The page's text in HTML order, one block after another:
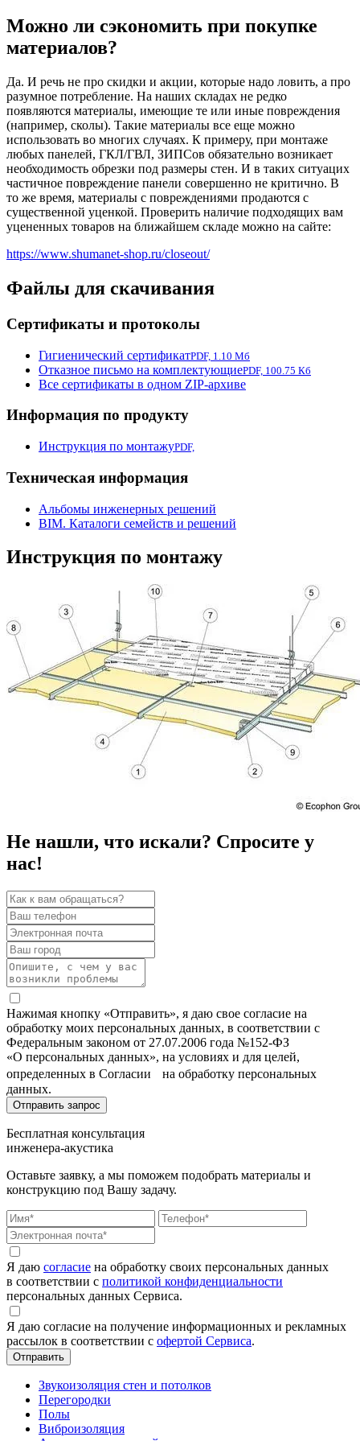
Можно ли сэкономить при покупке
материалов?
Да. И речь не про скидки и акции, которые надо ловить, а про
разумное потребление. На наших складах не редко
появляются материалы, имеющие те или иные повреждения
(например, сколы). Такие материалы все еще можно
использовать во многих случаях. К примеру, при монтаже
любых панелей, ГКЛ/ГВЛ, ЗИПСов обязательно возникает
необходимость обрезки под размеры стен. И в таких ситуацих
частичное повреждение панели совершенно не критично. В
то же время, материалы с повреждениями продаются с
существенной уценкой. Проверить наличие подходящих вам
уцененных товаров на ближайшем складе можно на сайте:
https://www.shumanet-shop.ru/closeout/
Файлы для скачивания
Сертификаты и протоколы
Гигиенический сертификатPDF, 1.10 Мб
Отказное письмо на комплектующиеPDF, 100.75 Кб
Все сертификаты в одном ZIP-архиве
Информация по продукту
Инструкция по монтажуPDF,
Техническая информация
Альбомы инженерных решений
BIM. Каталоги семейств и решений
Инструкция по монтажу
Не нашли, что искали? Спросите у
нас!
Нажимая кнопку «Отправить», я даю свое согласие на
обработку моих персональных данных, в соответствии с
Федеральным законом от 27.07.2006 года №152-ФЗ
«О персональных данных», на условиях и для целей,
определенных в Согласии на обработку персональных
данных.
Бесплатная консультация
инженера-акустика
Оставьте заявку, а мы поможем подобрать материалы и
конструкцию под Вашу задачу.
Я даю согласие на обработку своих персональных данных
в соответствии с политикой конфиденциальности
персональных данных Сервиса.
Я даю согласие на получение информационных и рекламных
рассылок в соответствии с офертой Сервиса.
Звукоизоляция стен и потолков
Перегородки
Полы
Виброизоляция